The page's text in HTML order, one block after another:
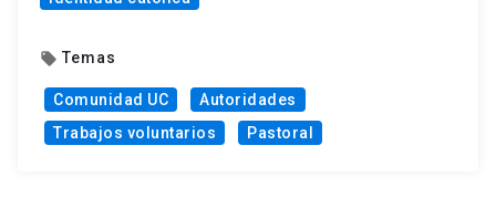
local_offer Temas
Comunidad UC
Autoridades
Trabajos voluntarios
Pastoral